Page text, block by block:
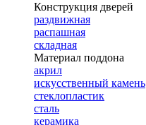
Конструкция дверей
раздвижная
распашная
складная
Материал поддона
акрил
искусственный камень
стеклопластик
сталь
керамика